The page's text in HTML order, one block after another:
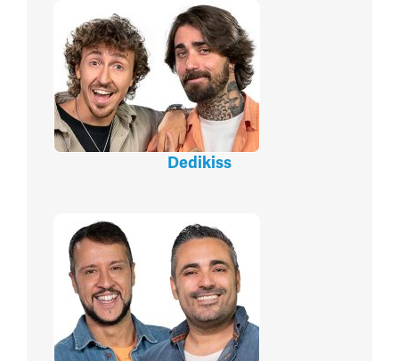
Dedikiss